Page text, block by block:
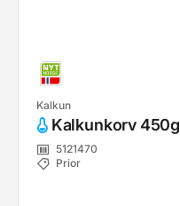
Kalkun
Kalkunkorv 450g
5121470
Prior